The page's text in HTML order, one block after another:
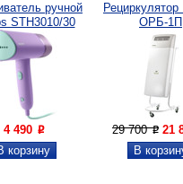
ручной
STH3010/30
4 490 P
ОРБ-1П
29 700P 21